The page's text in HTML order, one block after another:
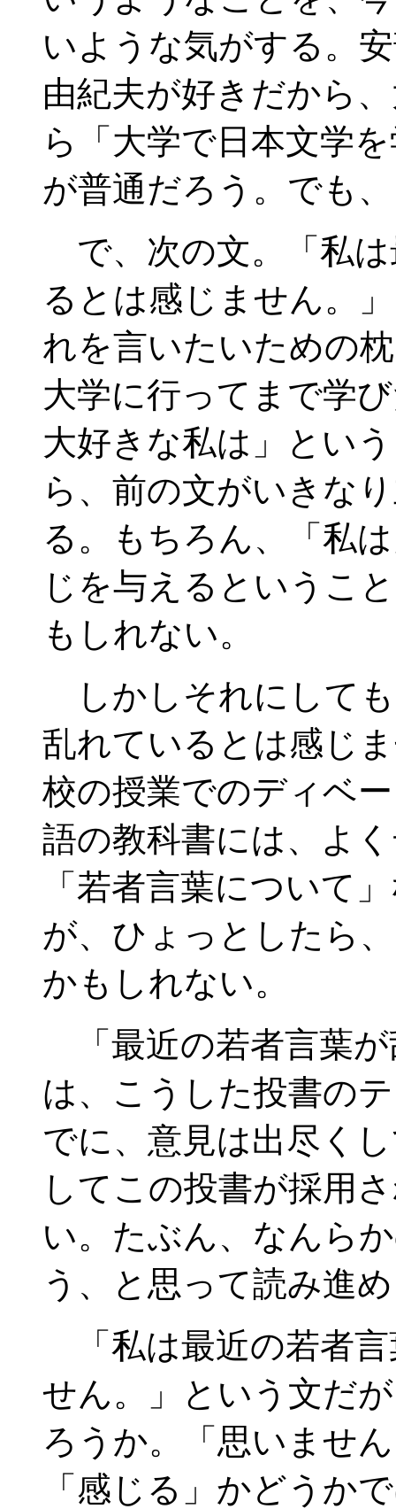
いような気がする。
由紀夫が好きだから
ら「大学で日本文学
が普通だろう。でも
で、次の文。「私
るとは感じません。
れを言いたいための
大学に行ってまで学
大好きな私は」とい
ら、前の文がいきな
る。もちろん、「私
じを与えるというこ
もしれない。
しかしそれにして
乱れているとは感じ
校の授業でのディベ
語の教科書には、よ
「若者言葉について
が、ひょっとしたら
かもしれない。
「最近の若者言葉
は、こうした投書の
でに、意見は出尽く
してこの投書が採用
い。たぶん、なんら
う、と思って読み進
「私は最近の若者
せん。」という文だ
ろうか。「思いませ
「感じる」かどうか